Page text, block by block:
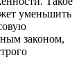
уменьшить
законом,